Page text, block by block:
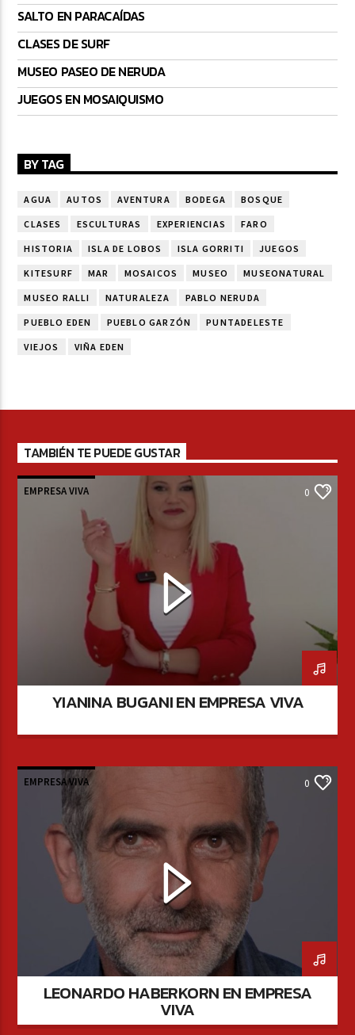
SALTO EN PARACAÍDAS
CLASES DE SURF
MUSEO PASEO DE NERUDA
JUEGOS EN MOSAIQUISMO
BY TAG
AGUA AUTOS AVENTURA BODEGA BOSQUE
CLASES ESCULTURAS EXPERIENCIAS FARO
HISTORIA ISLA DE LOBOS ISLA GORRITI JUEGOS
KITESURF MAR MOSAICOS MUSEO MUSEONATURAL
MUSEO RALLI NATURALEZA PABLO NERUDA
PUEBLO EDEN PUEBLO GARZÓN PUNTADELESTE
VIEJOS VIÑA EDEN
TAMBIÉN TE PUEDE GUSTAR
EMPRESA VIVA 0
YIANINA BUGANI EN EMPRESA VIVA
EMPRESA VIVA 0
LEONARDO HABERKORN EN EMPRESA
VIVA